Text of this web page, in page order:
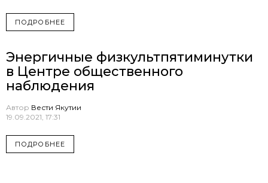
ПОДРОБНЕЕ
Энергичные физкультпятиминутки
в Центре общественного
наблюдения
Автор Вести Якутии
19.09.2021, 17:31
ПОДРОБНЕЕ